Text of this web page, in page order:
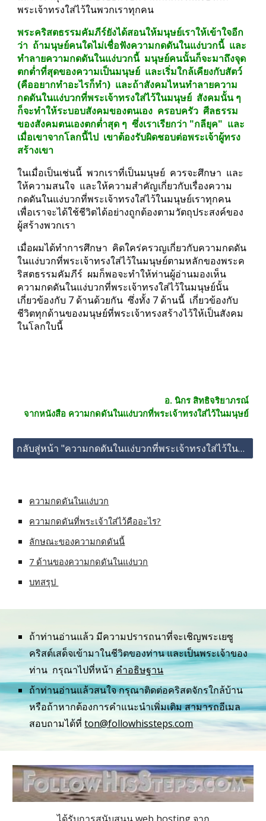
พระเจ้าทรงใส่ไว้ในพวกเราทุกคน
พระคริสตธรรมคัมภีร์ยังได้สอนให้มนุษย์เราให้เข้าใจอีก
ว่า  ถ้ามนุษย์คนใดไม่เชื่อฟังความกดดันในแง่บวกนี้  และ
ทำลายความกดดันในแง่บวกนี้  มนุษย์คนนั้นก็จะมาถึงจุด
ตกต่ำที่สุดของความเป็นมนุษย์  และเริ่มใกล้เคียงกับสัตว์
(คืออยากทำอะไรก็ทำ)  และถ้าสังคมไหนทำลายความ
กดดันในแง่บวกที่พระเจ้าทรงใส่ไว้ในมนุษย์  สังคมนั้น ๆ
ก็จะทำให้ระบอบสังคมของตนเอง  ครอบครัว  ศีลธรรม
ของสังคมตนเองตกต่ำสุด ๆ  ซึ่งเราเรียกว่า "กลียุค"  และ
เมื่อเขาจากโลกนี้ไป  เขาต้องรับผิดชอบต่อพระเจ้าผู้ทรง
สร้างเขา
ในเมื่อเป็นเช่นนี้  พวกเราที่เป็นมนุษย์  ควรจะศึกษา  และ
ให้ความสนใจ  และให้ความสำคัญเกี่ยวกับเรื่องความ
กดดันในแง่บวกที่พระเจ้าทรงใส่ไว้ในมนุษย์เราทุกคน
เพื่อเราจะได้ใช้ชีวิตได้อย่างถูกต้องตามวัตถุประสงค์ของ
ผู้สร้างพวกเรา
เมื่อผมได้ทำการศึกษา  คิดใคร่ครวญเกี่ยวกับความกดดัน
ในแง่บวกที่พระเจ้าทรงใส่ไว้ในมนุษย์ตามหลักของพระค
ริสตธรรมคัมภีร์  ผมก็พอจะทำให้ท่านผู้อ่านมองเห็น
ความกดดันในแง่บวกที่พระเจ้าทรงใส่ไว้ในมนุษย์นั้น
เกี่ยวข้องกับ 7 ด้านด้วยกัน  ซึ่งทั้ง 7 ด้านนี้  เกี่ยวข้องกับ
ชีวิตทุกด้านของมนุษย์ที่พระเจ้าทรงสร้างไว้ให้เป็นสังคม
ในโลกใบนี้
อ. นิกร สิทธิจริยาภรณ์
จากหนังสือ ความกดดันในแง่บวกที่พระเจ้าทรงใส่ไว้ในมนุษย์
กลับสู่หน้า "ความกดดันในแง่บวกที่พระเจ้าทรงใส่ไว้ในมนุษย์"
ความกดดันในแง่บวก
ความกดดันที่พระเจ้าใส่ไว้คืออะไร?
ลักษณะของความกดดันนี้
7 ด้านของความกดดันในแง่บวก
บทสรุป
ถ้าท่านอ่านแล้ว มีความปรารถนาที่จะเชิญพระเยซู
คริสต์เสด็จเข้ามาในชีวิตของท่าน และเป็นพระเจ้าของ
ท่าน  กรุณาไปที่หน้า คำอธิษฐาน
ถ้าท่านอ่านแล้วสนใจ กรุณาติดต่อคริสตจักรใกล้บ้าน
หรือถ้าหากต้องการคำแนะนำเพิ่มเติม สามารถอีเมล
สอบถามได้ที่ ton@followhissteps.com